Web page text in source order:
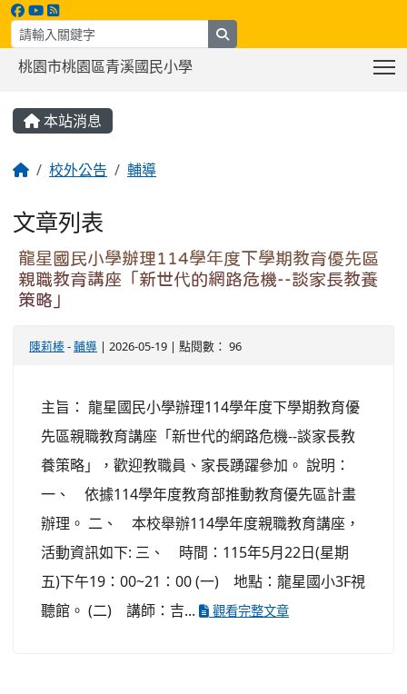
桃園市桃園區青溪國民小學
本站消息
校外公告 輔導
文章列表
龍星國民小學辦理114學年度下學期教育優先區
親職教育講座「新世代的網路危機--談家長教養
策略」
陳莉榛-輔導 | 2026-05-19 | 點閱數： 96
主旨： 龍星國民小學辦理114學年度下學期教育優
先區親職教育講座「新世代的網路危機--談家長教
養策略」，歡迎教職員、家長踴躍參加。 說明：
一、 依據114學年度教育部推動教育優先區計畫
辦理。 二、 本校舉辦114學年度親職教育講座，
活動資訊如下: 三、 時間：115年5月22日(星期
五)下午19：00~21：00 (一) 地點：龍星國小3F視
聽館。 (二) 講師：吉...
觀看完整文章